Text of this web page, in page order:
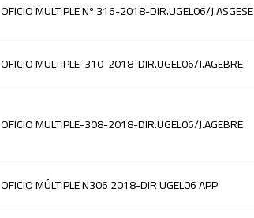
OFICIO MULTIPLE Nº 316-2018-DIR.UGEL06/J.ASGESE
OFICIO MULTIPLE-310-2018-DIR.UGEL06/J.AGEBRE
OFICIO MULTIPLE-308-2018-DIR.UGEL06/J.AGEBRE
OFICIO MÚLTIPLE N306 2018-DIR UGEL06 APP